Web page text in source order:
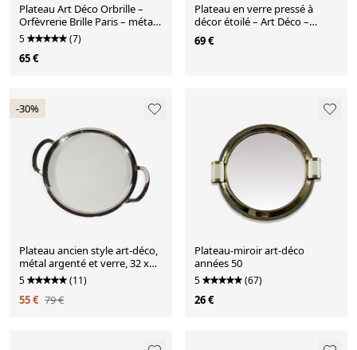
Plateau Art Déco Orbrille –
Orfèvrerie Brille Paris – métal
argenté – années 30
5 (7)
65 €
Plateau en verre pressé à
décor étoilé – Art Déco –
(Colonial)
69 €
-30%
Plateau ancien style art-déco,
métal argenté et verre, 32 x
40cm
5 (11)
55 € 79 €
Plateau-miroir art-déco
années 50
5 (67)
26 €